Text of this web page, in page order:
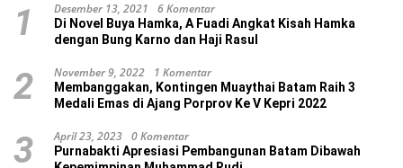
1 Desember 13, 2021 6 Komentar
Di Novel Buya Hamka, A Fuadi Angkat Kisah Hamka
dengan Bung Karno dan Haji Rasul
2 November 9, 2022 1 Komentar
Membanggakan, Kontingen Muaythai Batam Raih 3
Medali Emas di Ajang Porprov Ke V Kepri 2022
3 April 23, 2023 0 Komentar
Purnabakti Apresiasi Pembangunan Batam Dibawah